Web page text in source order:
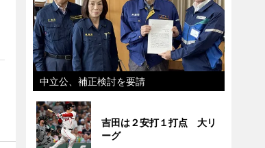
中立公、補正検討を要請
吉田は２安打１打点 大リ
ーグ